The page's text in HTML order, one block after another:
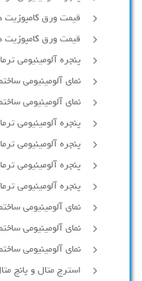
قیمت ورق کامپوزیت
قیمت ورق
پنجره آلومینیومی
نمای آلومینیومی
نمای آلومینیومی
پنجره آلومینیومی
پنجره آلومینیومی
پنجره آلومینیومی
پنجره آلومینیومی
نمای آلومینیومی
نمای آلومینیومی
نمای آلومینیومی
استرچ متال و پانچ